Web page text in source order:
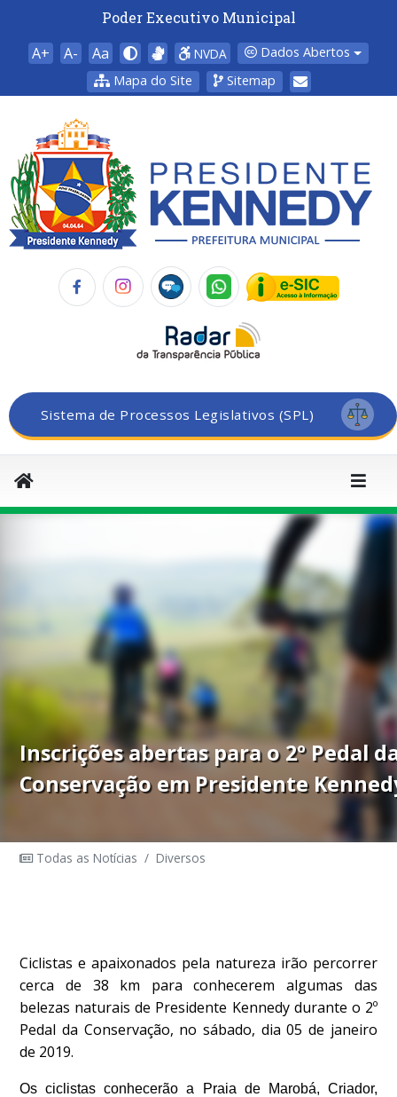
Poder Executivo Municipal
A+ A- Aa NVDA
Dados Abertos
Mapa do Site
Sitemap
Sistema de Processos Legislativos (SPL)
Inscrições abertas para o 2º Pedal
Conservação em Presidente
Todas as Notícias / Diversos
Ciclistas e apaixonados pela natureza irão percorrer
cerca de 38 km para conhecerem algumas das
belezas naturais de Presidente Kennedy durante o 2º
Pedal da Conservação, no sábado, dia 05 de janeiro
de 2019.
Os ciclistas conhecerão a Praia de Marobá, Criador,